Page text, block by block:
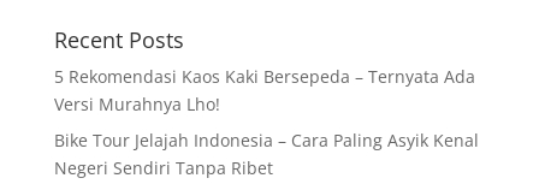
Recent Posts
5 Rekomendasi Kaos Kaki Bersepeda – Ternyata Ada
Versi Murahnya Lho!
Bike Tour Jelajah Indonesia – Cara Paling Asyik Kenal
Negeri Sendiri Tanpa Ribet